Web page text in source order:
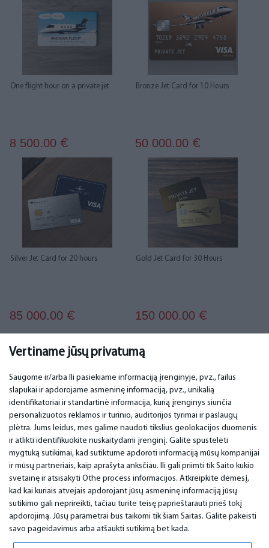
Vertiname jūsų privatumą
Saugome ir/arba Ili pasiekiame informaciją įrenginyje, pvz., failus
slapukai ir apdorojame asmeninę informaciją, pvz., unikalią
identifikatoriai ir standartinė informacija, kurią įrenginys siunčia
personalizuotos reklamos ir turinio, auditorijos tyrimai ir paslaugų
plėtra. Jums leidus, mes galime naudoti tikslius geolokacijos duomenis
ir atlikti identifikuokite nuskaitydami įrenginį. Galite spustelėti
mygtuką sutikimai, kad sutiktume apdoroti informaciją mūsų kompanijai
ir mūsų partneriais, kaip aprašyta anksčiau. Ili gali priimti tik Saito kukio
svetainę ir atsisakyti Othe process informacijos. Atkreipkite dėmesį,
kad kai kuriais atvejais apdorojant jūsų asmeninę informaciją jūsų
sutikimo gali neprireikti, tačiau turite teisę paprieštarauti prieš tokį
apdorojimą. Jūsų parametrai bus taikomi tik šiam Saitas. Galite pakeisti
savo pageidavimus arba atšaukti sutikimą bet kada.
One flight hour on a private jet
8 500.00 €
Bronze Jet Card for 10 Hours
50 000.00 €
Silver Jet Card for 20 hours
85 000.00 €
Gold Jet Card for 30 Hours
150 000.00 €
SVARBU
Garantija
Mokėjimas
Naudojimo sąlygos
Privatumo politika
Kontaktai
Nuotolinė sutartis
KONTAKTINIAI DUOMENYS
Telefonas. +370 37248857
info@bm.lv
WhatsApp +371 27725222
Latvia, Riga, Krasta 89, LV-1019
© 2026 All Rights Reserved.
www.bm.market